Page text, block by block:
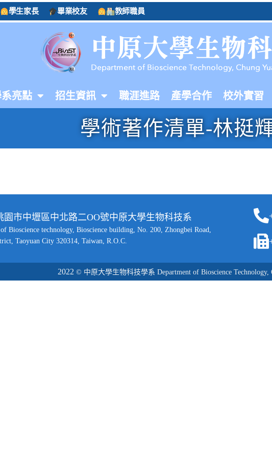
學生家長 畢業校友 教師職員
亮點 招生資訊 職涯進路 產學合作 校外實習
學術著作清單-林挺
園市中壢區中北路二OO號中原大學生物科技系
Bioscience technology, Bioscience building, No. 200, Zhongbei Road,
Taoyuan City 320314, Taiwan, R.O.C.
2022 © 中原大學生物科技學系 Department of Bioscience Technology,